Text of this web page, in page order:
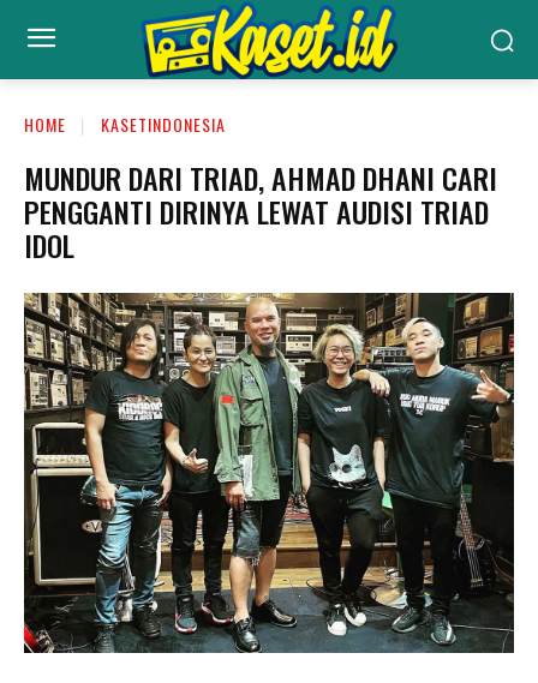
HOME KASETINDONESIA
MUNDUR DARI TRIAD, AHMAD DHANI CARI
PENGGANTI DIRINYA LEWAT AUDISI TRIAD
IDOL